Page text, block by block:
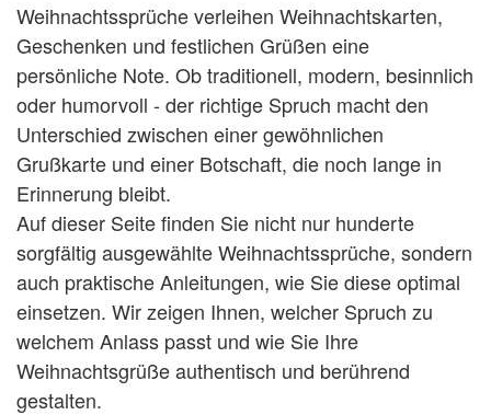
Schöne Weihnachtssprüche
Weihnachtsgedichte
Weihnachtsgrüße
Weihnachtssprüche für Karten
Weihnachtssprüche für Kinder
Weihnachtssprüche geschäftlich
Weihnachtswünsche
Adventskalender mit Sprüchen
Weihnachtssprüche verleihen Weihnachtskarten,
Geschenken und festlichen Grüßen eine
persönliche Note. Ob traditionell, modern, besinnlich
oder humorvoll - der richtige Spruch macht den
Unterschied zwischen einer gewöhnlichen
Grußkarte und einer Botschaft, die noch lange in
Erinnerung bleibt.
Auf dieser Seite finden Sie nicht nur hunderte
sorgfältig ausgewählte Weihnachtssprüche, sondern
auch praktische Anleitungen, wie Sie diese optimal
einsetzen. Wir zeigen Ihnen, welcher Spruch zu
welchem Anlass passt und wie Sie Ihre
Weihnachtsgrüße authentisch und berührend
gestalten.